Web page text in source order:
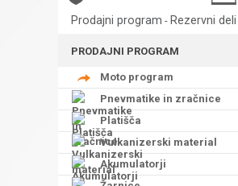
Prodajni program - Rezervni deli
PRODAJNI PROGRAM
Moto program
Pnevmatike in zračnice
Platišča
Vulkanizerski material
Akumulatorji